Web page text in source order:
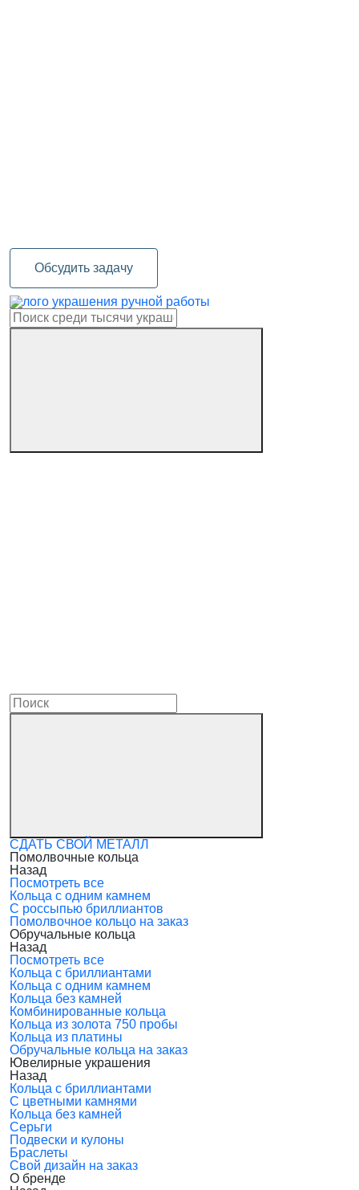
Обсудить задачу
украшения ручной работы
СДАТЬ СВОЙ МЕТАЛЛ
Помолвочные кольца
Назад
Посмотреть все
Кольца с одним камнем
С россыпью бриллиантов
Помолвочное кольцо на заказ
Обручальные кольца
Назад
Посмотреть все
Кольца с бриллиантами
Кольца с одним камнем
Кольца без камней
Комбинированные кольца
Кольца из золота 750 пробы
Кольца из платины
Обручальные кольца на заказ
Ювелирные украшения
Назад
Кольца с бриллиантами
С цветными камнями
Кольца без камней
Серьги
Подвески и кулоны
Браслеты
Свой дизайн на заказ
О бренде